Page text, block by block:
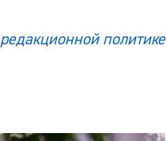
редакционной политике